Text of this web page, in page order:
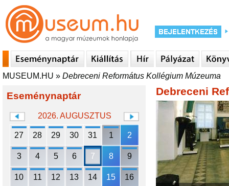
MUSEUM.HU » Debreceni Református Kollégium Múzeuma
Eseménynaptár
2026. AUGUSZTUS
27 28 29 30 31 1 2
3 4 5 6 7 8 9
10 11 12 13 14 15 16
Debreceni